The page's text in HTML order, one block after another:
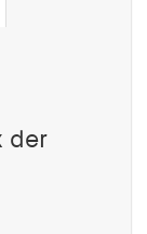
der